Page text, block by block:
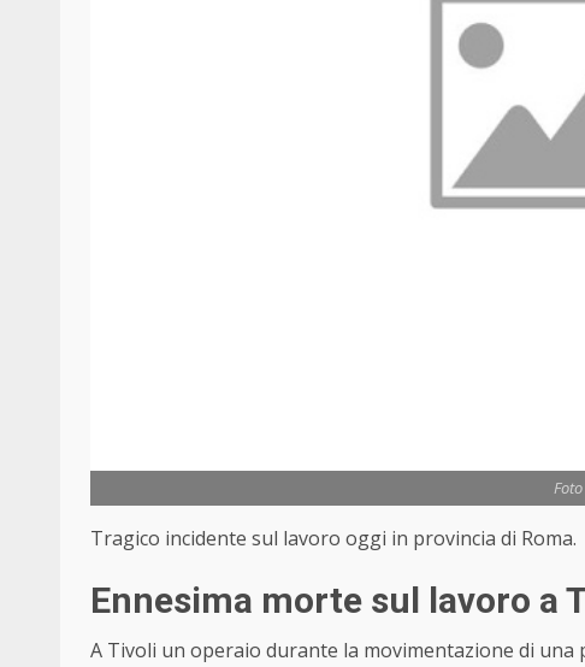
Tragico incidente sul lavoro oggi in provincia di Roma.
Ennesima morte sul lavoro a
A Tivoli un operaio durante la movimentazione di